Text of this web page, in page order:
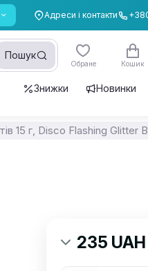
Адреси і контакти
Пошук
Обране Кошик
Знижки Новинки
235 UAH